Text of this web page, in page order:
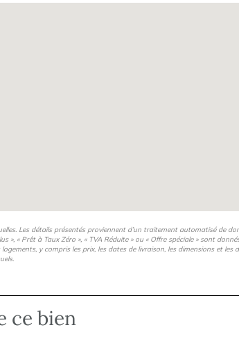
Les détails présentés proviennent d’un traitement automatisé de
», « Prêt à Taux Zéro », « TVA Réduite » ou « Offre spéciale » sont
y compris les prix, les dates de livraison, les dimensions et
ce bien